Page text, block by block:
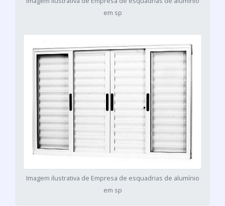
em sp
Imagem ilustrativa de Empresa de esquadrias de alumínio
em sp